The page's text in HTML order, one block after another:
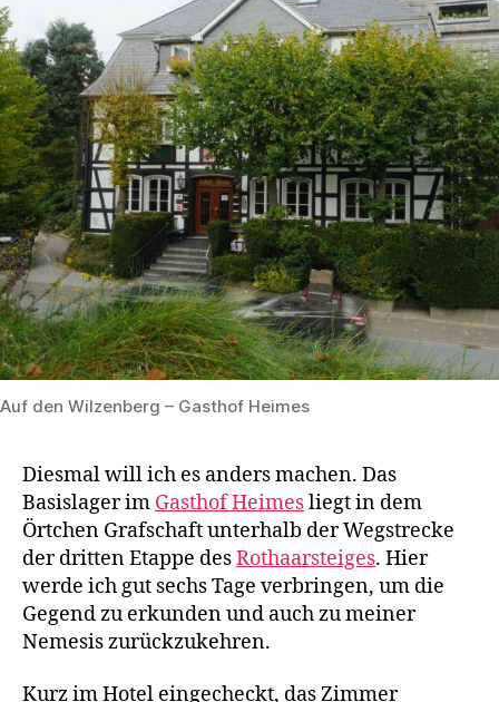
Auf den Wilzenberg – Gasthof Heimes
Diesmal will ich es anders machen. Das
Basislager im Gasthof Heimesliegt in dem
Örtchen Grafschaft unterhalb der Wegstrecke
der dritten Etappe desRothaarsteiges. Hier
werde ich gut sechs Tage verbringen, um die
Gegend zu erkunden und auch zu meiner
Nemesis zurückzukehren.
Kurz im Hotel eingecheckt, das Zimmer